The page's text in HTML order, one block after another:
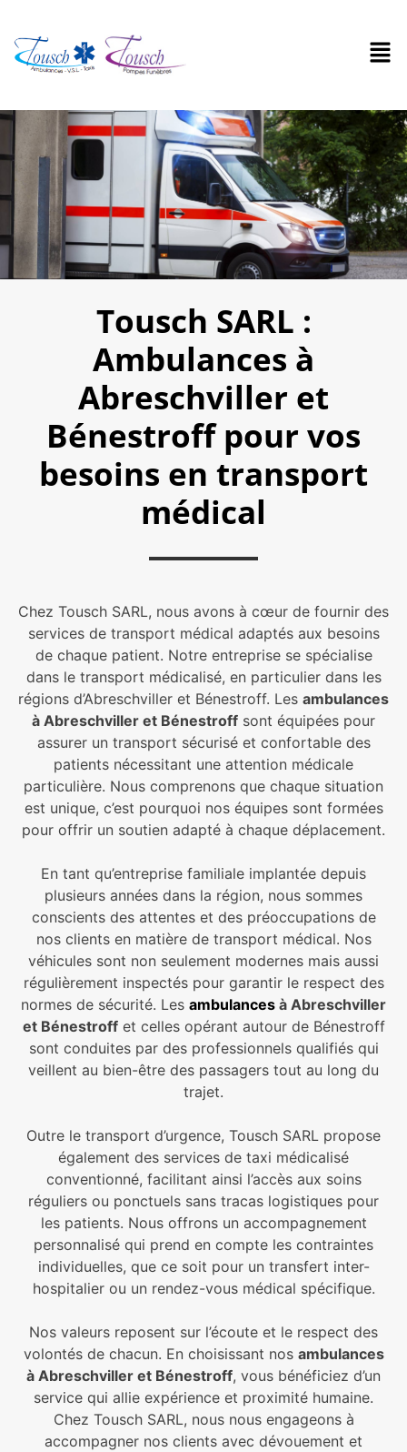
Tousch SARL :
Ambulances à
Abreschviller et
Bénestroff pour vos
besoins en transport
médical
Chez Tousch SARL, nous avons à cœur de fournir des
services de transport médical adaptés aux besoins
de chaque patient. Notre entreprise se spécialise
dans le transport médicalisé, en particulier dans les
régions d’Abreschviller et Bénestroff. Les ambulances
à Abreschviller et Bénestroff sont équipées pour
assurer un transport sécurisé et confortable des
patients nécessitant une attention médicale
particulière. Nous comprenons que chaque situation
est unique, c’est pourquoi nos équipes sont formées
pour offrir un soutien adapté à chaque déplacement.
En tant qu’entreprise familiale implantée depuis
plusieurs années dans la région, nous sommes
conscients des attentes et des préoccupations de
nos clients en matière de transport médical. Nos
véhicules sont non seulement modernes mais aussi
régulièrement inspectés pour garantir le respect des
normes de sécurité. Les ambulances à Abreschviller
et Bénestroffet celles opérant autour de Bénestroff
sont conduites par des professionnels qualifiés qui
veillent au bien-être des passagers tout au long du
trajet.
Outre le transport d’urgence, Tousch SARL propose
également des services de taxi médicalisé
conventionné, facilitant ainsi l’accès aux soins
réguliers ou ponctuels sans tracas logistiques pour
les patients. Nous offrons un accompagnement
personnalisé qui prend en compte les contraintes
individuelles, que ce soit pour un transfert inter-
hospitalier ou un rendez-vous médical spécifique.
Nos valeurs reposent sur l’écoute et le respect des
volontés de chacun. En choisissant nos ambulances
à Abreschviller et Bénestroff, vous bénéficiez d’un
service qui allie expérience et proximité humaine.
Chez Tousch SARL, nous nous engageons à
accompagner nos clients avec dévouement et